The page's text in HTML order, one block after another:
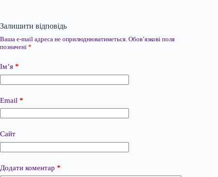
Залишити відповідь
Ваша e-mail адреса не оприлюднюватиметься. Обов’язкові поля
позначені *
Ім’я *
Email *
Сайт
Додати коментар *